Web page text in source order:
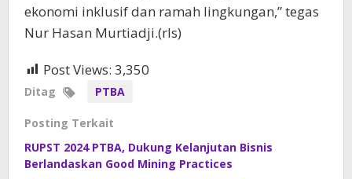
ekonomi inklusif dan ramah lingkungan,” tegas
Nur Hasan Murtiadji.(rls)
Post Views: 3,350
Ditag PTBA
Posting Terkait
RUPST 2024 PTBA, Dukung Kelanjutan Bisnis
Berlandaskan Good Mining Practices